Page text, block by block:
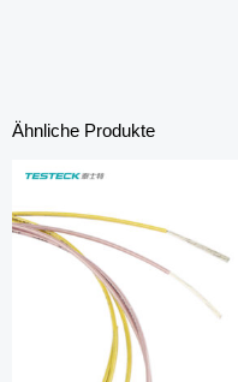
Ähnliche Produkte